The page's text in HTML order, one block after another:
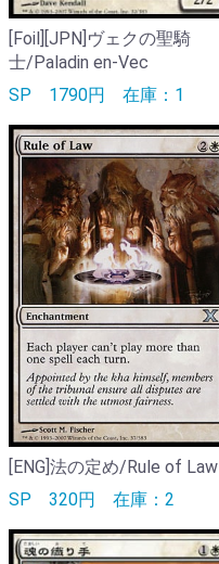
[Foil][JPN]ヴェクの聖騎
士/Paladin en-Vec
SP 1790円 在庫：1
[ENG]法の定め/Rule of Law
SP 320円 在庫：2